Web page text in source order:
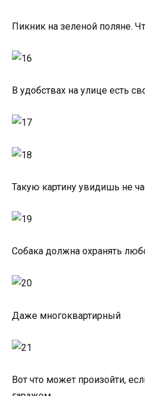
Пикник на зеленой поляне.
В удобствах на улице есть
Такую картину увидишь не
Собака должна охранять
Даже многоквартирный
Вот что может произойти,